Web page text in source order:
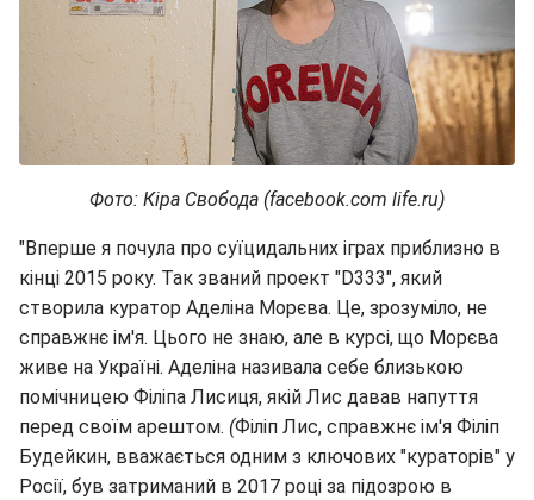
Фото: Кіра Свобода (facebook.com life.ru)
"Вперше я почула про суїцидальних іграх приблизно в
кінці 2015 року. Так званий проект "D333", який
створила куратор Аделіна Морєва. Це, зрозуміло, не
справжнє ім'я. Цього не знаю, але в курсі, що Морєва
живе на Україні. Аделіна називала себе близькою
помічницею Філіпа Лисиця, якій Лис давав напуття
перед своїм арештом. (Філіп Лис, справжнє ім'я Філіп
Будейкин, вважається одним з ключових "кураторів" у
Росії, був затриманий в 2017 році за підозрою в